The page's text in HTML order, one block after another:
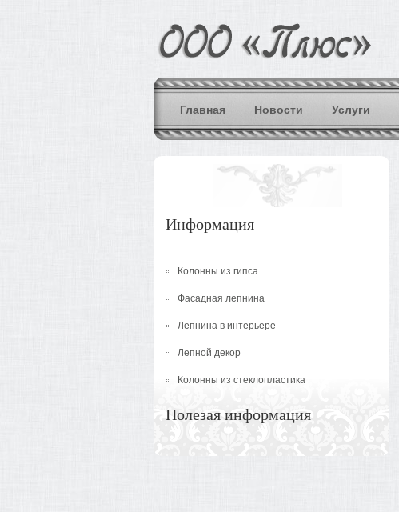
Главная Новости Услуги
Информация
Колонны из гипса
Фасадная лепнина
Лепнина в интерьере
Лепной декор
Колонны из стеклопластика
Полезая информация